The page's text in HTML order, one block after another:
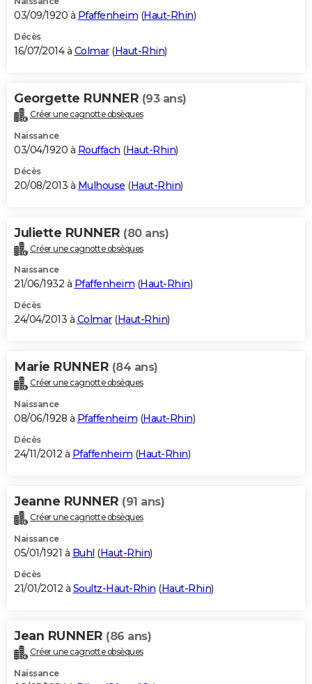
03/09/1920 à Pfaffenheim (Haut-Rhin)
Décès
16/07/2014 à Colmar(Haut-Rhin)
Georgette RUNNER (93 ans)
Créer une cagnotte obsèques
Naissance
03/04/1920 à Rouffach (Haut-Rhin)
Décès
20/08/2013 à Mulhouse (Haut-Rhin)
Juliette RUNNER (80 ans)
Créer une cagnotte obsèques
Naissance
21/06/1932 à Pfaffenheim (Haut-Rhin)
Décès
24/04/2013 à Colmar(Haut-Rhin)
Marie RUNNER (84 ans)
Créer une cagnotte obsèques
Naissance
08/06/1928 à Pfaffenheim (Haut-Rhin)
Décès
24/11/2012 à Pfaffenheim (Haut-Rhin)
Jeanne RUNNER (91 ans)
Créer une cagnotte obsèques
Naissance
05/01/1921 à Buhl (Haut-Rhin)
Décès
21/01/2012 à Soultz-Haut-Rhin (Haut-Rhin)
Jean RUNNER (86 ans)
Créer une cagnotte obsèques
Naissance